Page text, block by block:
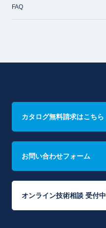
FAQ
カタログ無料請求はこちら
お問い合わせフォーム
オンライン技術相談 受付中